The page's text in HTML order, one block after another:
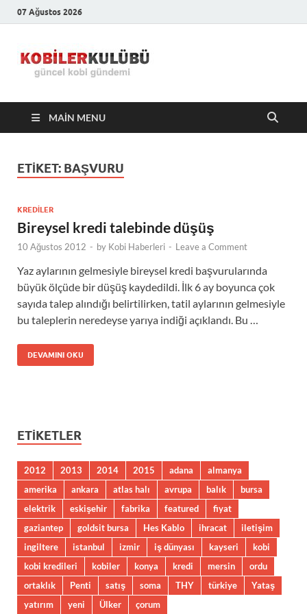
07 Ağustos 2026
Kulübü –
En Güncel
MAIN MENU
ETIKET: BAŞVURU
KREDILER
Bireysel kredi talebinde düşüş
10 Ağustos 2012 - by Kobi Haberleri - Leave a Comment
Yaz aylarının gelmesiyle bireysel kredi başvurularında
büyük ölçüde bir düşüş kaydedildi. İlk 6 ay boyunca çok
sayıda talep alındığı belirtilirken, tatil aylarının gelmesiyle
bu taleplerin neredeyse yarıya indiği açıklandı. Bu …
DEVAMINI OKU
ETIKETLER
2012 2013 2014 2015 adana
almanya
amerika
ankara atlas halı avrupa balık
bursa
elektrik
eskişehir fabrika featured
fiyat
gaziantep
goldsit bursa Hes Kablo ihracat
iletişim
ingiltere
istanbul izmir iş dünyası kayseri
kobi
kobi kredileri
kobiler konya kredi mersin
ordu
ortaklık
Penti satış soma THY türkiye
Yataş
yatırım
yeni Ülker çorum